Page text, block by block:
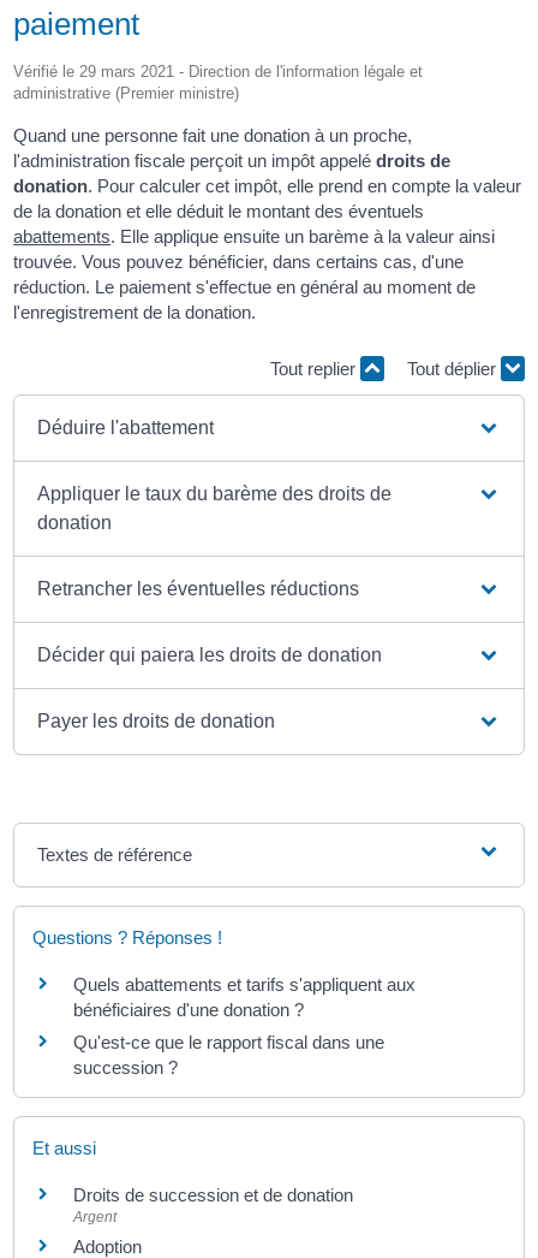
paiement
Vérifié le 29 mars 2021 - Direction de l'information légale et
administrative (Premier ministre)
Quand une personne fait une donation à un proche,
l'administration fiscale perçoit un impôt appelédroits de
donation. Pour calculer cet impôt, elle prend en compte la valeur
de la donation et elle déduit le montant des éventuels
abattements. Elle applique ensuite un barème à la valeur ainsi
trouvée. Vous pouvez bénéficier, dans certains cas, d'une
réduction. Le paiement s'effectue en général au moment de
l'enregistrement de la donation.
Tout replier Tout déplier
Déduire l'abattement
Appliquer le taux du barème des droits de
donation
Retrancher les éventuelles réductions
Décider qui paiera les droits de donation
Payer les droits de donation
Textes de référence
Questions ? Réponses !
Quels abattements et tarifs s'appliquent aux
bénéficiaires d'une donation ?
Qu'est-ce que le rapport fiscal dans une
succession ?
Et aussi
Droits de succession et de donation
Argent
Adoption